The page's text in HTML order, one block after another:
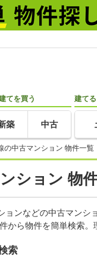
てを買う
築 中古
建てる
の中古マンション 物件一覧
ション 物
ンなどの中古マン
から物件を簡単検索
索